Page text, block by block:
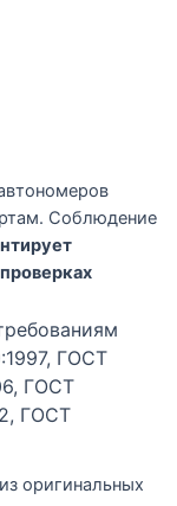
Соблюдение
ГОСТ
ГОСТ
ГОСТ
оригинальных